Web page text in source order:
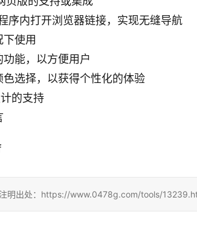
序内打开浏览器链接，实现无缝导航
使用
能，以方便用户
选择，以获得个性化的体验
的支持
明出处：https://www.0478g.com/tools/